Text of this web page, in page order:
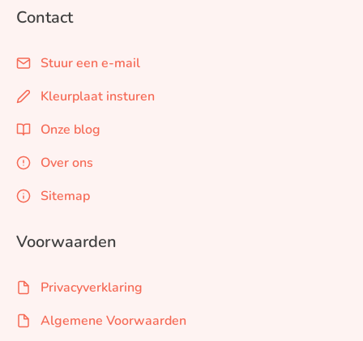
Contact
Stuur een e-mail
Kleurplaat insturen
Onze blog
Over ons
Sitemap
Voorwaarden
Privacyverklaring
Algemene Voorwaarden